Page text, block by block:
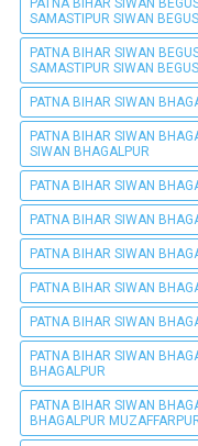
PATNA BIHAR SIWAN
SAMASTIPUR SIWAN
PATNA BIHAR SIWAN
SAMASTIPUR SIWAN
PATNA BIHAR SIWAN
PATNA BIHAR SIWAN
SIWAN BHAGALPUR
PATNA BIHAR SIWAN
PATNA BIHAR SIWAN
PATNA BIHAR SIWAN
PATNA BIHAR SIWAN
PATNA BIHAR SIWAN
PATNA BIHAR SIWAN
BHAGALPUR
PATNA BIHAR SIWAN
BHAGALPUR